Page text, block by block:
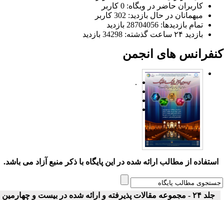
کاربران حاضر در وبگاه: 0 کاربر
میهمانان در حال بازدید: 302 کاربر
تمام بازدید‌ها: 28704056 بازدید
بازدید ۲۴ ساعت گذشته: 34298 بازدید
های انجمن
.
استفاده از مطالب ارائه شده در این پایگاه با ذکر منبع آزاد می باشد.
جلد ۲۴ - مجموعه مقالات پذیرفته و ارائه شده در بیست و چهارمین